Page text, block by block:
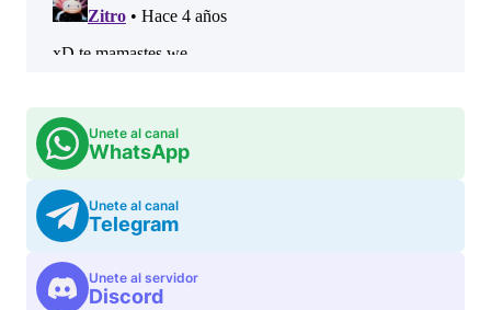
Unete al canal
WhatsApp
Unete al canal
Telegram
Unete al servidor
Discord